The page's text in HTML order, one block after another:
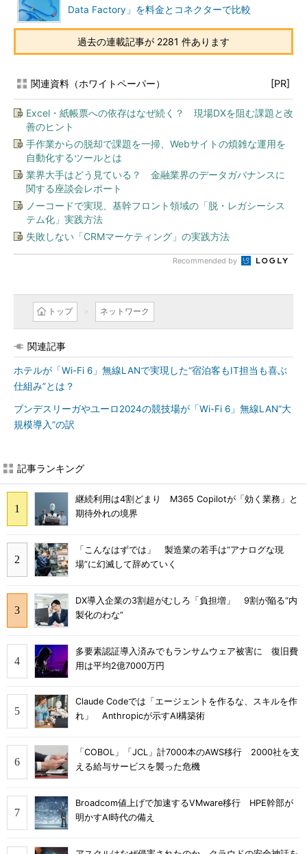
Data Factory」を料金とコネクターで比較
過去の連載記事が 2281 件あります
関連資料（ホワイトペーパー） [PR]
Excel・紙帳票への依存はなぜ続く？ 現場DXを阻む課題と改
善のヒント
手作業からの脱却で課題を一掃、Webサイトの煩雑な運用を
自動化するツールとは
業界大手はどう見ている？ 金融業界のデータガバナンスに
関する座談会レポート
ノーコードで実現、基幹フロント領域の「脱・レガシーシス
テム化」実践方法
失敗しない「CRMマーケティング」の実践方法
Recommended by
トップ ネットワーク
関連記事
ホテルが「Wi-Fi 6」無線LANで実現した“宿泊客もIT担当も喜ぶ
仕組み”とは？
ブンデスリーガやユーロ2024の競技場が「Wi-Fi 6」無線LAN“大
規模導入”の訳
記事ランキング
継続利用は4割どまり M365 Copilotが「効く業務」と
期待外れの境界
「こんなはずでは」 製造業の若手は“アナログな現
場”に幻滅して辞めていく
DX導入企業の3割超がむしろ「負担増」 9割が陥る“内
製化のわな”
多要素認証導入済みでもランサムウェア被害に 復旧費
用は平均2億7000万円
Claude Codeでは「エージェントを作るな、スキルを作
れ」 Anthropicが示すAI構築術
「COBOL」「JCL」計7000本のAWS移行 2000社を支
える給与サービスを襲った危機
Broadcom値上げで加速するVMware移行 HPE幹部が
明かすAI時代の備え